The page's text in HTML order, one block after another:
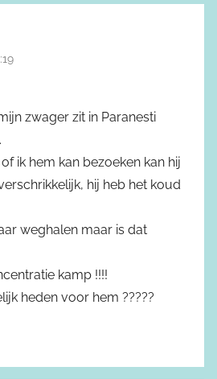
zwager zit in Paranesti
ik hem kan bezoeken kan hij
hij heb het koud
weghalen maar is dat
kamp !!!!
heden voor hem ?????